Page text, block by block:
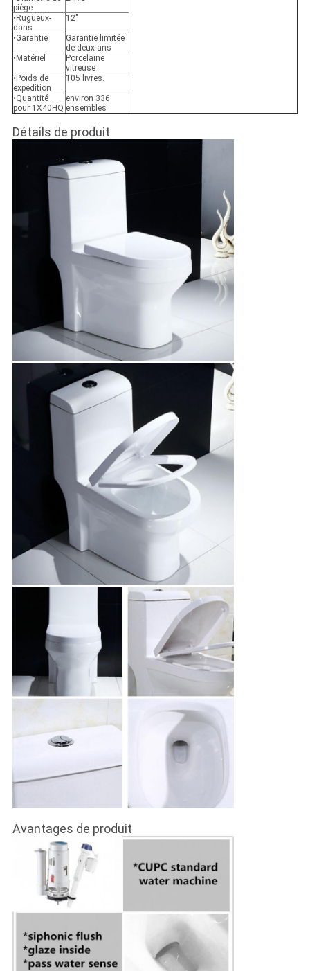
piège
•Rugueux-
dans
12"
•Garantie
Garantie limitée
de deux ans
•Matériel
Porcelaine
vitreuse
•Poids de
expédition
105 livres.
•Quantité
pour 1X40HQ
environ 336
ensembles
Détails de produit
Avantages de produit